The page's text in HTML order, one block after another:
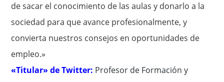
de sacar el conocimiento de las aulas y donarlo a la
sociedad para que avance profesionalmente, y
convierta nuestros consejos en oportunidades de
empleo.»
«Titular» de Twitter: Profesor de Formación y